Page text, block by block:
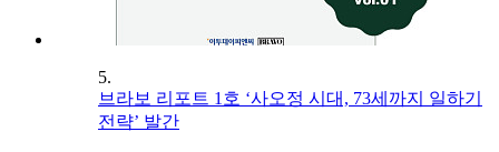
5.
브라보 리포트 1호 ‘사오정 시대, 73세까지 일하기
전략’ 발간